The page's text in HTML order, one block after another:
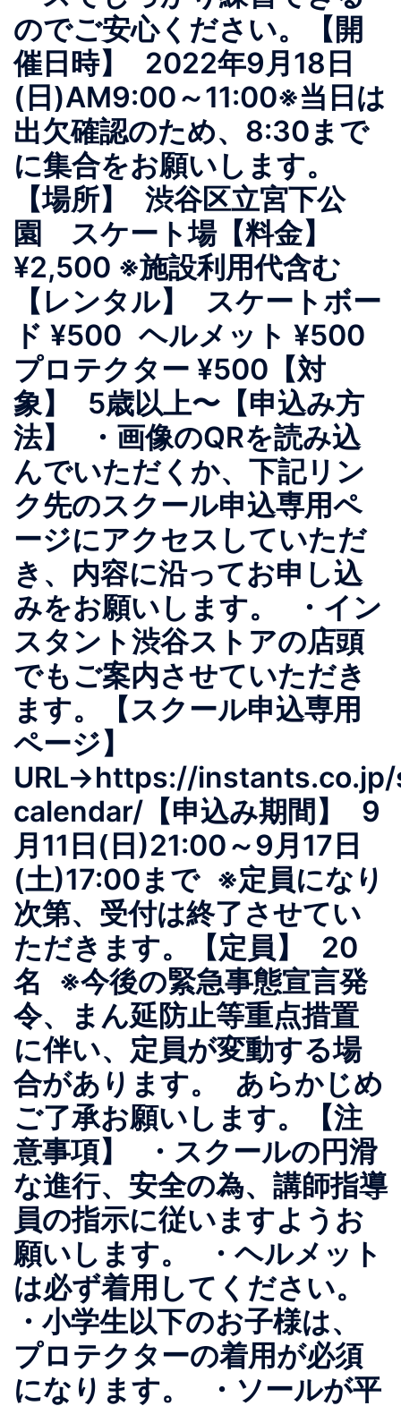
のでご安心ください。【開
催日時】 2022年9月18日
(日)AM9:00～11:00※当日は
出欠確認のため、8:30まで
に集合をお願いします。
【場所】 渋谷区立宮下公
園 スケート場【料金】
¥2,500 ※施設利用代含む
【レンタル】 スケートボー
ド ¥500 ヘルメット ¥500
プロテクター ¥500【対
象】 5歳以上〜【申込み方
法】 ・画像のQRを読み込
んでいただくか、下記リン
ク先のスクール申込専用ペ
ージにアクセスしていただ
き、内容に沿ってお申し込
みをお願いします。 ・イン
スタント渋谷ストアの店頭
でもご案内させていただき
ます。【スクール申込専用
ページ】
URL→https://
calendar/【申込み期間】 9
月11日(日)21:00～9月17日
(土)17:00まで ※定員になり
次第、受付は終了させてい
ただきます。【定員】 20
名 ※今後の緊急事態宣言発
令、まん延防止等重点措置
に伴い、定員が変動する場
合があります。 あらかじめ
ご了承お願いします。【注
意事項】 ・スクールの円滑
な進行、安全の為、講師指導
員の指示に従いますようお
願いします。 ・ヘルメット
は必ず着用してください。
・小学生以下のお子様は、
プロテクターの着用が必須
になります。 ・ソールが平